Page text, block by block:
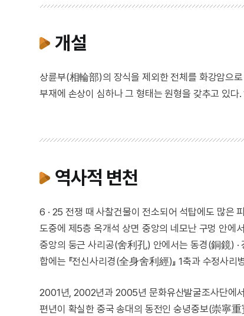
개설
상륜부(相輪部)의 장식을 제외한 전체를 화강암으
부재에 손상이 심하나 그 형태는 원형을 갖추고 있
역사적 변천
6 · 25 전쟁 때 사찰건물이 전소되어 석탑에도 많은
도중에 제5층 옥개석 상면 중앙의 네모난 구멍 안
중앙의 둥근 사리공(舍利孔) 안에서는 동경(銅鏡) ·
합에는 『전신사리경(全身舍利經)』 1축과 수정사리
2001년, 2002년과 2005년 문화유산발굴조사단에
편년이 확실한 중국 송대의 동전인 숭녕중보(崇寧